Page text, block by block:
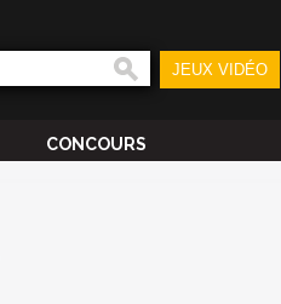
JEUX VIDÉO
CONCOURS